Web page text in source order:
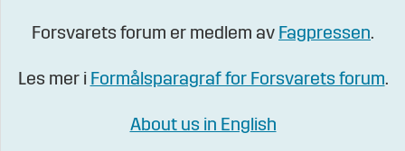
Forsvarets forum er medlem av Fagpressen.
Les mer i Formålsparagraf for Forsvarets forum.
About us in English